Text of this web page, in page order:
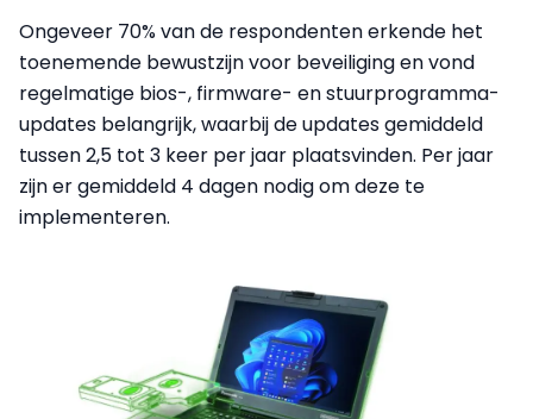
Ongeveer 70% van de respondenten erkende het
toenemende bewustzijn voor beveiliging en vond
regelmatige bios-, firmware- en stuurprogramma-
updates belangrijk, waarbij de updates gemiddeld
tussen 2,5 tot 3 keer per jaar plaatsvinden. Per jaar
zijn er gemiddeld 4 dagen nodig om deze te
implementeren.